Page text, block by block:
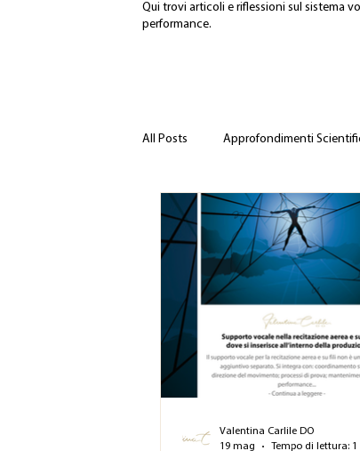
Qui trovi articoli e riflessioni sul sistema
performance.
All Posts Approfondimenti
Valentina Carlile DO
19 mag
Tempo di lettura: 1